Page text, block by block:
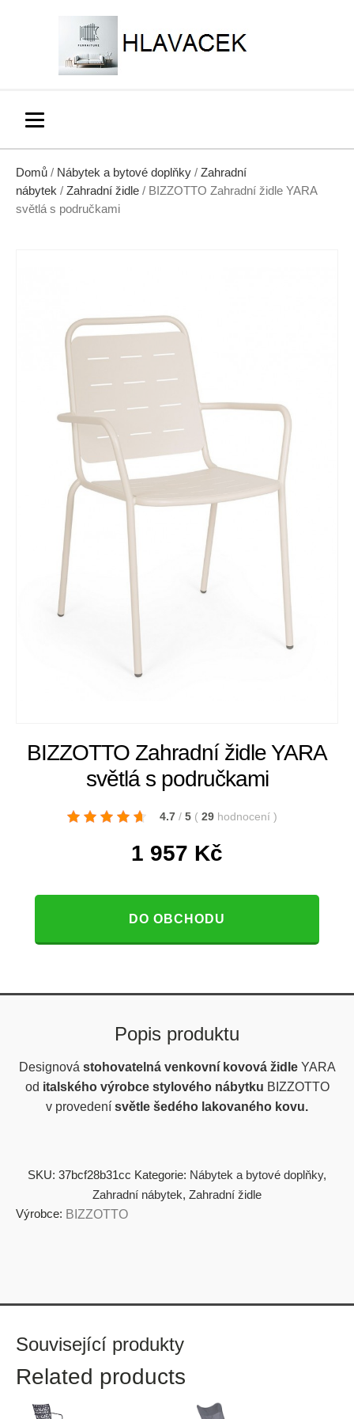
Domů / Nábytek a bytové doplňky / Zahradní
nábytek / Zahradní židle / BIZZOTTO Zahradní židle YARA
světlá s područkami
BIZZOTTO Zahradní židle YARA
světlá s područkami
4.7 / 5 ( 29 hodnocení )
1 957 Kč
DO OBCHODU
Popis produktu
Designová stohovatelná venkovní kovová židleYARA
od italského výrobce stylového nábytku BIZZOTTO
v provedení světle šedého lakovaného kovu.
SKU: 37bcf28b31cc Kategorie: Nábytek a bytové doplňky,
Zahradní nábytek, Zahradní židle
Výrobce: BIZZOTTO
Související produkty
Related products